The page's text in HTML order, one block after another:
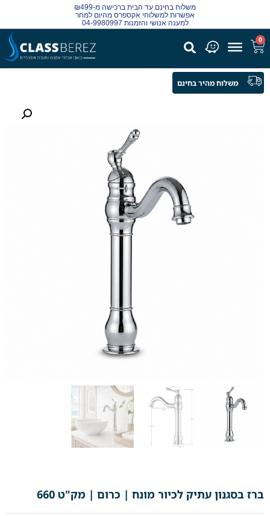
משלוח בחינם עד הבית ברכישה מ-₪499
אפשרות למשלוחי אקספרס מהיום למחר
למענה אנושי והזמנות 04-9980997
0
ברז בסגנון עתיק לכיור מונח | כרום | מק"ט 660
משלוח מהיר בחינם